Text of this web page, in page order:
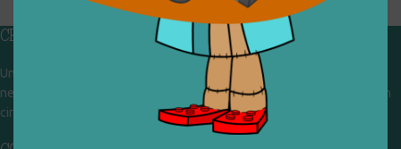
CHI SIAMO
Un gruppo di volontari che sognano di diventare un centro del riuso e
nel frattempo ricevono in dono giocattoli, li riparano e li reimmettono in
circolazione. Operiamo per un'economia civile, circolare e sostenibile.